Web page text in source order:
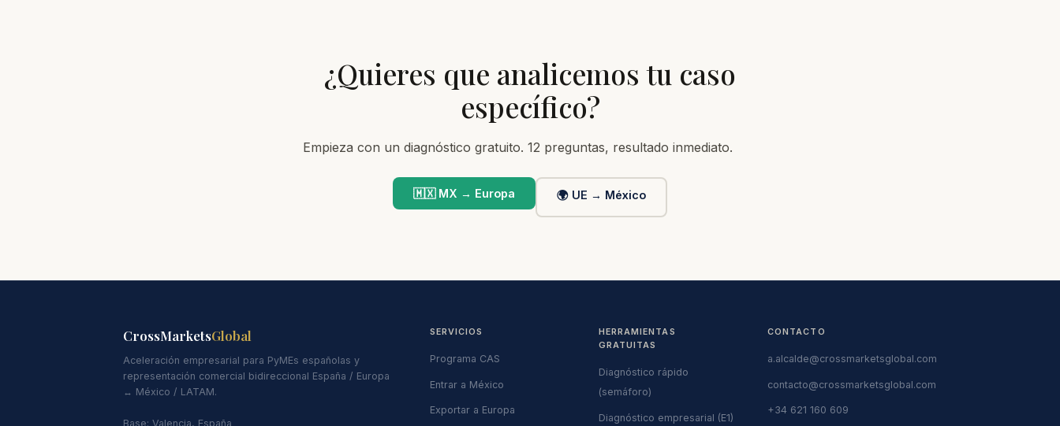
¿Quieres que analicemos tu caso
específico?
Empieza con un diagnóstico gratuito. 12 preguntas, resultado inmediato.
🇲🇽 MX → Europa 🌍 UE → México
CrossMarketsGlobal
Aceleración empresarial para PyMEs españolas y
representación comercial bidireccional España / Europa
↔ México / LATAM.
Base: Valencia, España
SERVICIOS
Programa CAS
Entrar a México
Exportar a Europa
HERRAMIENTAS
GRATUITAS
Diagnóstico rápido
(semáforo)
Diagnóstico empresarial (E1)
CONTACTO
a.alcalde@crossmarketsglobal.com
contacto@crossmarketsglobal.com
+34 621 160 609